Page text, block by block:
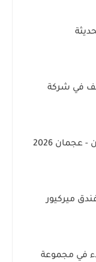
في شركة
مطلوب معلم صف في أكاديمية عجمان - عجمان 2026
ميركيور
في مجموعة